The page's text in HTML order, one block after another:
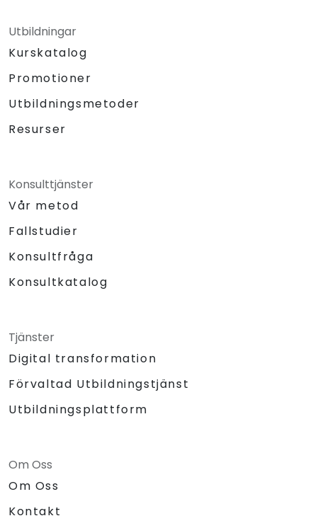
Utbildningar
Kurskatalog
Promotioner
Utbildningsmetoder
Resurser
Konsulttjänster
Vår metod
Fallstudier
Konsultfråga
Konsultkatalog
Tjänster
Digital transformation
Förvaltad Utbildningstjänst
Utbildningsplattform
Om Oss
Om Oss
Kontakt